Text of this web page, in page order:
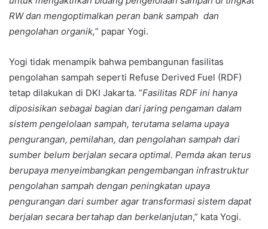
RW dan mengoptimalkan peran bank sampah dan
pengolahan organik,” papar Yogi.
Yogi tidak menampik bahwa pembangunan fasilitas
pengolahan sampah seperti Refuse Derived Fuel (RDF)
tetap dilakukan di DKI Jakarta. “Fasilitas RDF ini hanya
diposisikan sebagai bagian dari jaring pengaman dalam
sistem pengelolaan sampah, terutama selama upaya
pengurangan, pemilahan, dan pengolahan sampah dari
sumber belum berjalan secara optimal. Pemda akan terus
berupaya menyeimbangkan pengembangan infrastruktur
pengolahan sampah dengan peningkatan upaya
pengurangan dari sumber agar transformasi sistem dapat
berjalan secara bertahap dan berkelanjutan,” kata Yogi.